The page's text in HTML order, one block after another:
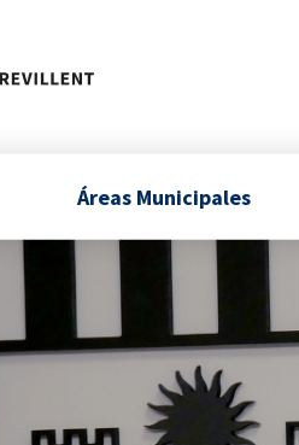
Áreas Municipales